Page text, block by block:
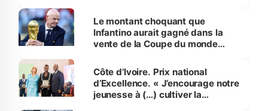
Le montant choquant que
Infantino aurait gagné dans la
vente de la Coupe du monde
Côte d’Ivoire. Prix national
d’Excellence. « J’encourage notre
jeunesse à (…) cultiver la